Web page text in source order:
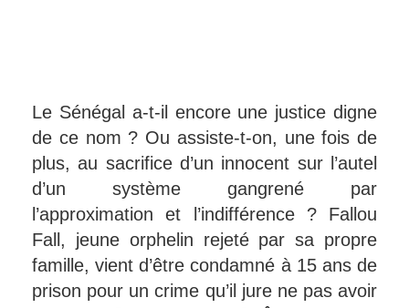
Le Sénégal a-t-il encore une justice digne
de ce nom ? Ou assiste-t-on, une fois de
plus, au sacrifice d’un innocent sur l’autel
d’un système gangrené par
l’approximation et l’indifférence ? Fallou
Fall, jeune orphelin rejeté par sa propre
famille, vient d’être condamné à 15 ans de
prison pour un crime qu’il jure ne pas avoir